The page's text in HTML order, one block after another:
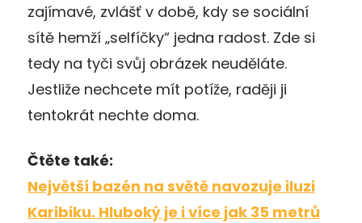
zajímavé, zvlášť v době, kdy se sociální
sítě hemží „selfíčky“ jedna radost. Zde si
tedy na tyči svůj obrázek neuděláte.
Jestliže nechcete mít potíže, raději ji
tentokrát nechte doma.
Čtěte také:
Největší bazén na světě navozuje iluzi
Karibiku. Hluboký je i více jak 35 metrů